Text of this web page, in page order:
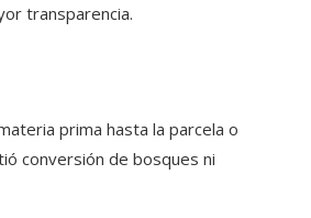
transparencia.
prima hasta la parcela o
conversión de bosques ni